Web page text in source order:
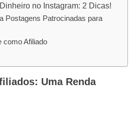
no Instagram: 2 Dicas!
Postagens Patrocinadas para
como Afiliado
Uma Renda